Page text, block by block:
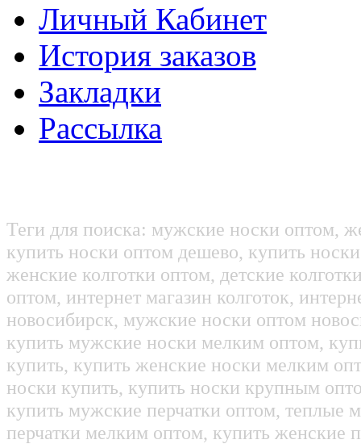
Личный Кабинет
История заказов
Закладки
Рассылка
Теги для поиска: мужские носки оптом,
купить носки оптом дешево, купить
женские колготки оптом, детские
оптом, интернет магазин колготок,
новосибирск, мужские носки оптом
купить мужские носки мелким оптом,
купить, купить женские носки мелким
носки купить, купить носки крупным
купить мужские перчатки оптом, теплые
перчатки мелким оптом, купить женские